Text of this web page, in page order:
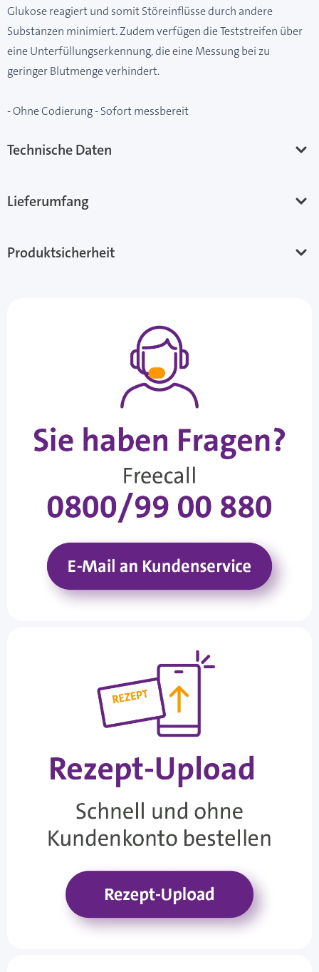
Glukose reagiert und somit Störeinflüsse durch andere
Substanzen minimiert. Zudem verfügen die Teststreifen über
eine Unterfüllungserkennung, die eine Messung bei zu
geringer Blutmenge verhindert.
- Ohne Codierung - Sofort messbereit
Technische Daten
Lieferumfang
Produktsicherheit